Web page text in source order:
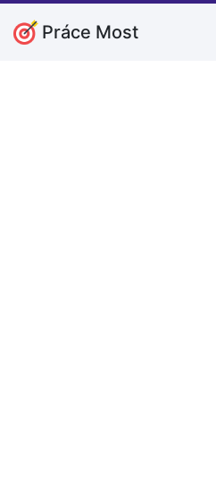
Práce Most